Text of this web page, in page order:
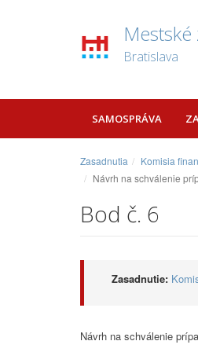
Bratislava
SAMOSPRÁVA
Zasadnutia
Komisia
Návrh na schválenie
Bod č. 6
Zasadnutie:
Návrh na schválenie